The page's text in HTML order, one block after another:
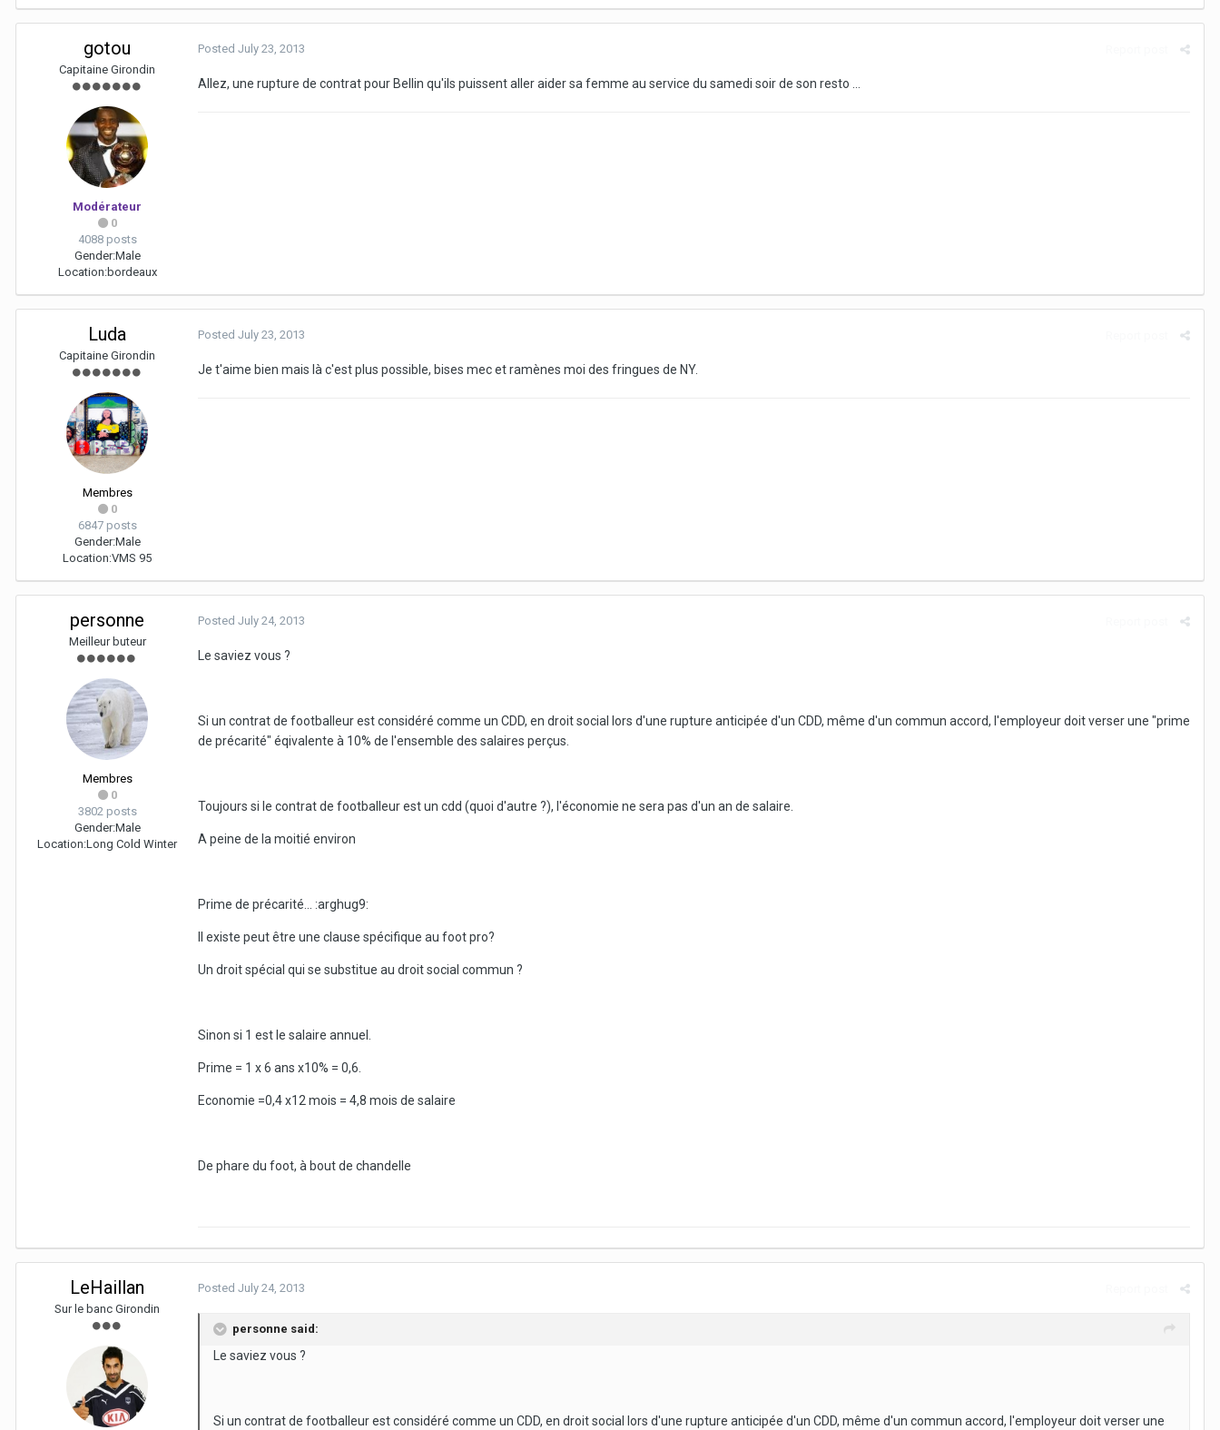
gotou
Capitaine Girondin
Modérateur
0
4088 posts
Gender:Male
Location:bordeaux
Posted July 23, 2013
Allez, une rupture de contrat pour Bellin qu'ils puissent aller aider sa femme au service du samedi soir de son resto ...
Luda
Capitaine Girondin
Membres
0
6847 posts
Gender:Male
Location:VMS 95
Posted July 23, 2013
Je t'aime bien mais là c'est plus possible, bises mec et ramènes moi des fringues de NY.
personne
Meilleur buteur
Membres
0
3802 posts
Gender:Male
Location:Long Cold Winter
Posted July 24, 2013
Le saviez vous ?
Si un contrat de footballeur est considéré comme un CDD, en droit social lors d'une rupture anticipée d'un CDD, même d'un commun accord, l'employeur doit verser une "prime
de précarité" éqivalente à 10% de l'ensemble des salaires perçus.
Toujours si le contrat de footballeur est un cdd (quoi d'autre ?), l'économie ne sera pas d'un an de salaire.
A peine de la moitié environ
Prime de précarité... :arghug9:
Il existe peut être une clause spécifique au foot pro?
Un droit spécial qui se substitue au droit social commun ?
Sinon si 1 est le salaire annuel.
Prime = 1 x 6 ans x10% = 0,6.
Economie =0,4 x12 mois = 4,8 mois de salaire
De phare du foot, à bout de chandelle
LeHaillan
Sur le banc Girondin
Posted July 24, 2013
personne said:
Le saviez vous ?
Si un contrat de footballeur est considéré comme un CDD, en droit social lors d'une rupture anticipée d'un CDD, même d'un commun accord, l'employeur doit verser une